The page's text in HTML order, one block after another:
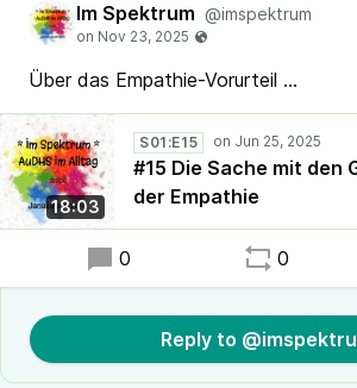
Im Spektrum @imspektrum
Über das Empathie-Vorurteil ...
18:03
S01:E15
#15 Die Sache mit den
der Empathie
0 0
Reply to